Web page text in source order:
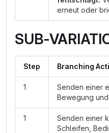
erneut oder
SUB-
Step Branching
1
Senden einer
Bewegung
1
Senden einer
Schleifen,